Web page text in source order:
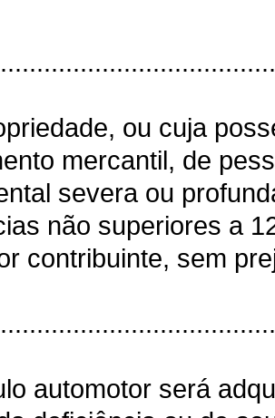
ou cuja
mercantil, de
severa ou
não superiores a
contribuinte, sem
automotor será